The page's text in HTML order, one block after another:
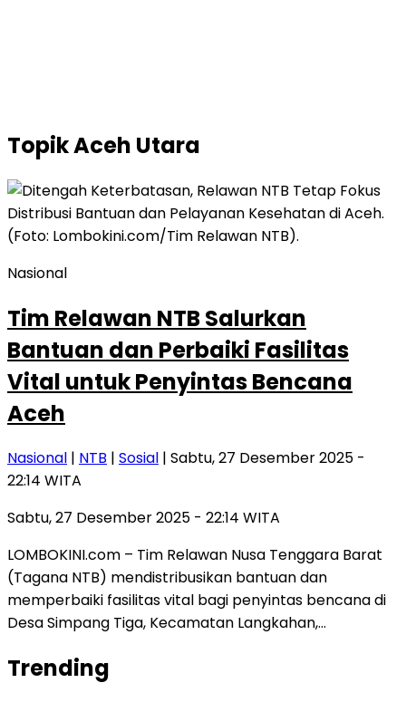
TopikAceh Utara
Nasional
Tim Relawan NTB Salurkan
Bantuan dan Perbaiki Fasilitas
Vital untuk Penyintas Bencana
Aceh
Nasional | NTB | Sosial | Sabtu, 27 Desember 2025 -
22:14 WITA
Sabtu, 27 Desember 2025 - 22:14 WITA
LOMBOKINI.com – Tim Relawan Nusa Tenggara Barat
(Tagana NTB) mendistribusikan bantuan dan
memperbaiki fasilitas vital bagi penyintas bencana di
Desa Simpang Tiga, Kecamatan Langkahan,…
Trending